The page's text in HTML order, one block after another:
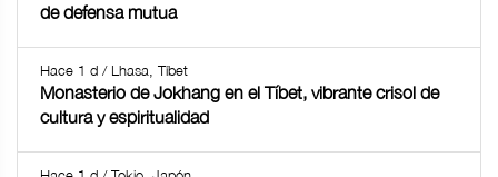
de defensa mutua
Hace 1 d / Lhasa, Tíbet
Monasterio de Jokhang en el Tíbet, vibrante crisol de
cultura y espiritualidad